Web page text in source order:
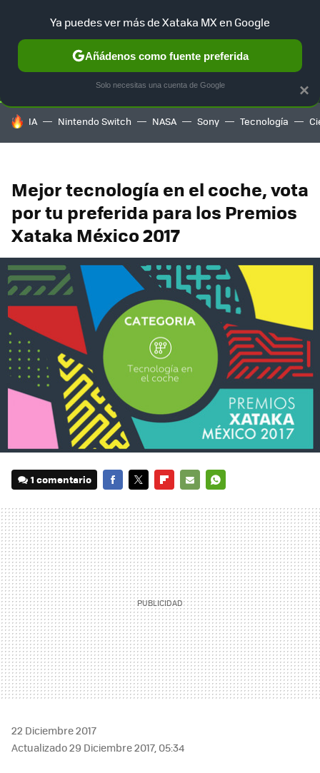
SELECCIÓN GAMING HOME AUTO TERRITORIO
HOY SE HABLA DE
IA Nintendo Switch NASA Sony Tecnología
Mejor tecnología en el coche, vota
por tu preferida para los Premios
Xataka México 2017
1 comentario
MAIL
22 Diciembre 2017
Actualizado 29 Diciembre 2017, 05:34
×
Ya puedes ver más de Xataka MX en Google
Añádenos como fuente preferida
Solo necesitas una cuenta de Google